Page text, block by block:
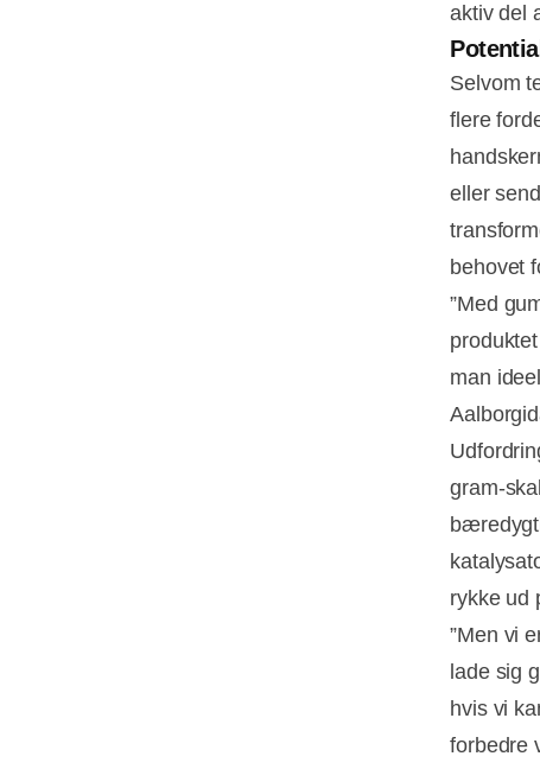
aktiv del
Selvom
flere
eller
behovet
”Med
man
gram-
rykke ud
”Men vi
lade sig
hvis vi
forbedre